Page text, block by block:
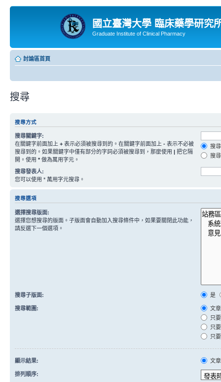
國立臺灣大學 臨床藥學研究
Graduate Institute of Clinical Pharmacy
討論區首頁
搜尋
搜尋方式
搜尋關鍵字:
在關鍵字前面加上 + 表示必須被搜尋到的。在關鍵字前面加上 - 表示不必被
搜尋到的。如果關鍵字中僅有部分的字詞必須被搜尋到，那麼使用 | 把它隔
開。使用 * 做為萬用字元。
搜
搜
搜尋發表人:
您可以使用 * 萬用字元搜尋。
搜尋選項
選擇搜尋版面:
選擇您想搜尋的版面。子版面會自動加入搜尋條件中，如果要關閉此功能，
請反選下一個選項。
搜尋子版面: 是
搜尋範圍:
文
只
只
只
顯示結果: 文章
排列順序: